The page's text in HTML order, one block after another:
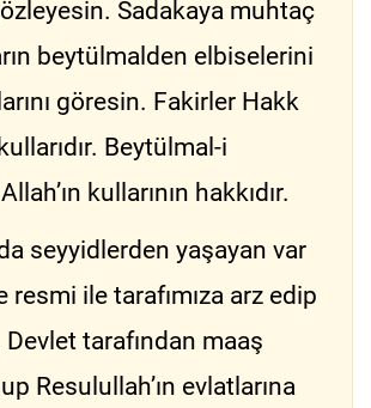
Sadakaya muhtaç
beytülmalden elbiselerini
göresin. Fakirler Hakk
Beytülmal-i
kullarının hakkıdır.
seyyidlerden yaşayan var
resmi ile tarafımıza arz edip
tarafından maaş
Resulullah’ın evlatlarına